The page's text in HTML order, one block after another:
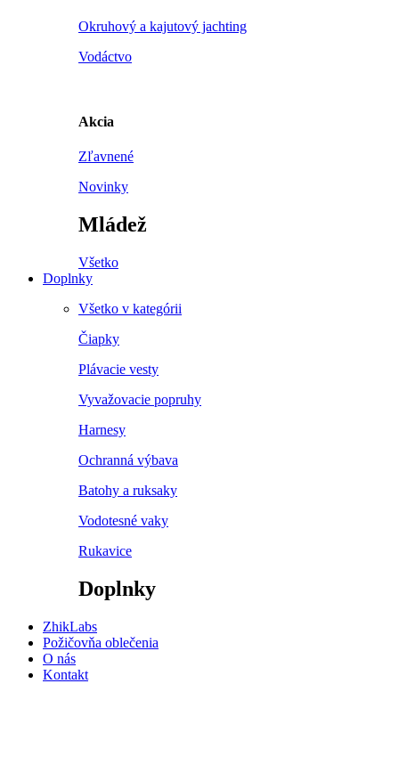
Okruhový a kajutový jachting
Vodáctvo
Akcia
Zľavnené
Novinky
Mládež
Všetko
Doplnky
Všetko v kategórii
Čiapky
Plávacie vesty
Vyvažovacie popruhy
Harnesy
Ochranná výbava
Batohy a ruksaky
Vodotesné vaky
Rukavice
Doplnky
ZhikLabs
Požičovňa oblečenia
O nás
Kontakt